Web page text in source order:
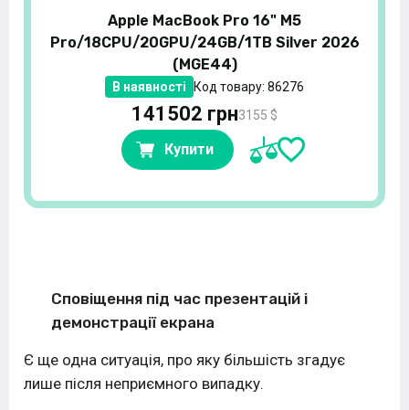
Apple MacBook Pro 16" M5
Pro/18CPU/20GPU/24GB/1TB Silver 2026
(MGE44)
В наявності Код товару: 86276
141502 грн3155 $
Купити
Сповіщення під час презентацій і
демонстрації екрана
Є ще одна ситуація, про яку більшість згадує
лише після неприємного випадку.